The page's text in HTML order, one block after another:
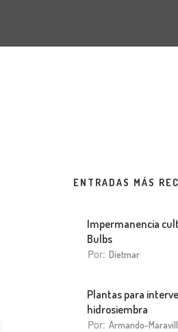
ENTRADAS MÁS
Impermanencia
Bulbs
Por: Dietmar
Plantas para
hidrosiembra
Por: Armando-